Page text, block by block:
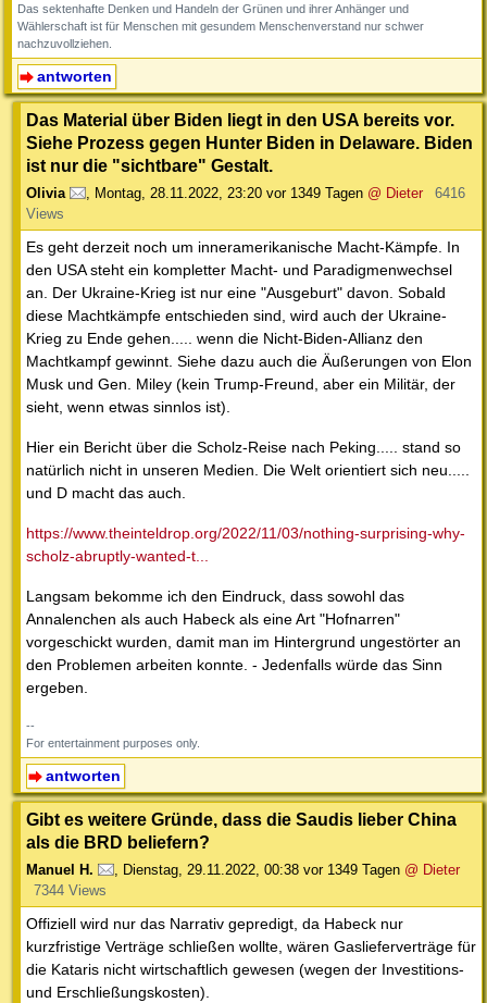
Das sektenhafte Denken und Handeln der Grünen und ihrer Anhänger und
Wählerschaft ist für Menschen mit gesundem Menschenverstand nur schwer
nachzuvollziehen.
antworten
Das Material über Biden liegt in den USA bereits vor.
Siehe Prozess gegen Hunter Biden in Delaware. Biden
ist nur die "sichtbare" Gestalt.
Olivia , Montag, 28.11.2022, 23:20 vor 1349 Tagen @ Dieter
6416
Views
Es geht derzeit noch um inneramerikanische Macht-Kämpfe. In
den USA steht ein kompletter Macht- und Paradigmenwechsel
an. Der Ukraine-Krieg ist nur eine "Ausgeburt" davon. Sobald
diese Machtkämpfe entschieden sind, wird auch der Ukraine-
Krieg zu Ende gehen..... wenn die Nicht-Biden-Allianz den
Machtkampf gewinnt. Siehe dazu auch die Äußerungen von Elon
Musk und Gen. Miley (kein Trump-Freund, aber ein Militär, der
sieht, wenn etwas sinnlos ist).
Hier ein Bericht über die Scholz-Reise nach Peking..... stand so
natürlich nicht in unseren Medien. Die Welt orientiert sich neu.....
und D macht das auch.
https://www.theinteldrop.org/2022/11/03/nothing-surprising-why-
scholz-abruptly-wanted-t...
Langsam bekomme ich den Eindruck, dass sowohl das
Annalenchen als auch Habeck als eine Art "Hofnarren"
vorgeschickt wurden, damit man im Hintergrund ungestörter an
den Problemen arbeiten konnte. - Jedenfalls würde das Sinn
ergeben.
--
For entertainment purposes only.
antworten
Gibt es weitere Gründe, dass die Saudis lieber China
als die BRD beliefern?
Manuel H. , Dienstag, 29.11.2022, 00:38 vor 1349 Tagen @ Dieter
7344 Views
Offiziell wird nur das Narrativ gepredigt, da Habeck nur
kurzfristige Verträge schließen wollte, wären Gaslieferverträge für
die Kataris nicht wirtschaftlich gewesen (wegen der Investitions-
und Erschließungskosten).